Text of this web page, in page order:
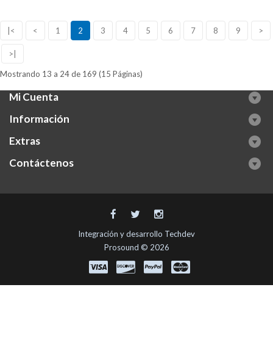
|< < 1 2 3 4 5 6 7 8 9 >
>|
Mostrando 13 a 24 de 169 (15 Páginas)
Mi Cuenta
Información
Extras
Contáctenos
Integración y desarrollo Techdev
Prosound © 2026